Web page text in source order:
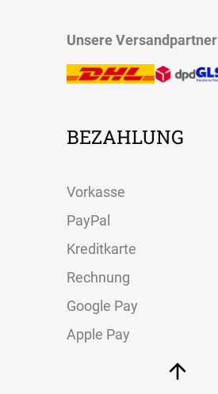
Unsere Versandpartner
BEZAHLUNG
Vorkasse
PayPal
Kreditkarte
Rechnung
Google Pay
Apple Pay